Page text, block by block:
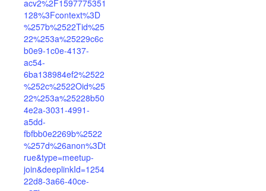
acv2%2F1597775351
128%3Fcontext%3D
%257b%2522Tid%25
22%253a%25229c6c
b0e9-1c0e-4137-
ac54-
6ba138984ef2%2522
%252c%2522Oid%25
22%253a%25228b50
4e2a-3031-4991-
a5dd-
fbfbb0e2269b%2522
%257d%26anon%3Dt
rue&type=meetup-
join&deeplinkId=1254
22d8-3a66-40ce-